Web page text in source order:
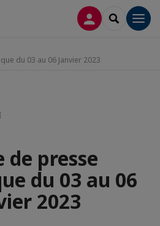
CONNEXION
du 03 au 06 Janvier 2023
de presse
du 03 au 06
2023